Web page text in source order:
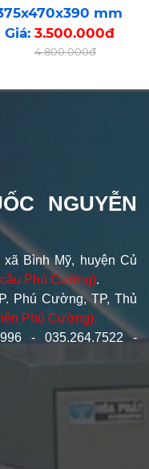
MẬT CÔNG
HÀN QUỐC
mm
Giá: 3.500.000đ
4.800.000đ
NGUYỄN
Bình Mỹ, huyện Củ
Phú Cường).
Phú Cường, TP, Thủ
Phú Cường).
- 035.264.7522 -